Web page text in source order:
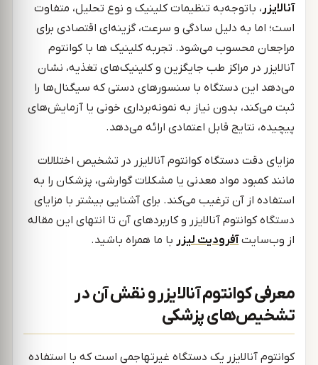
آنالایزر ، باتوجه‌به تنظیمات کلینیک و نوع تحلیل، متفاوت
است؛ اما به دلیل سادگی و سرعت، گزینه‌ای اقتصادی برای
مراجعان محسوب می‌شود. تجربه کلینیک ها با کوانتوم
آنالایزر در مراکز طب جایگزین و کلینیک‌های تغذیه، نشان
می‌دهد این دستگاه با سنسورهای دستی که سیگنال‌ها را
ثبت می‌کند، بدون نیاز به نمونه‌برداری خونی یا آزمایش‌های
پیچیده، نتایج قابل اعتمادی ارائه می‌دهد.
مزایای دقت دستگاه کوانتوم آنالایزر در تشخیص اختلالات
مانند کمبود مواد معدنی یا مشکلات گوارشی، پزشکان را به
استفاده از آن ترغیب می‌کند. برای آشنایی بیشتر با مزایای
دستگاه کوانتوم آنالایزر و کاربردهای آن تا انتهای این مقاله
از وب‌سایتآفرودیت لیزربا ما همراه باشید.
معرفی کوانتوم آنالایزر و نقش آن در
تشخیص‌های پزشکی
کوانتوم آنالایزر یک دستگاه غیرتهاجمی است که با استفاده